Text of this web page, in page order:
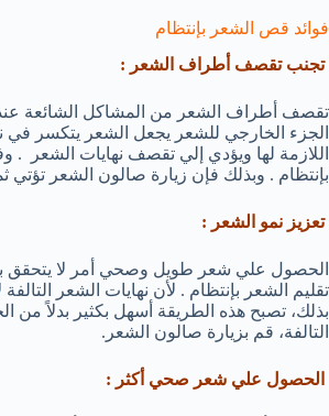
فوائد قص الشعر بإنتظام
تجنب تقصف أطراف الشعر :
تقصف أطراف الشعر من المشاكل الشائعة
الجزء الخارجي للشعر يجعل الشعر يتكسر
اللازمة لها ويؤدي إلي تقصف نهايات الشعر .
بإنتظام . وبذلك فإن زيارة صالون الشعر تؤتي
تعزيز نمو الشعر :
الحصول علي شعر طويل وصحي أمر لا يتحقق
تقليم الشعر بإنتظام . لأن نهايات الشعر
بذلك، تصبح هذه الطريقة أسهل بكثير بدلاً
التالفة، قم بزيارة صالون الشعر.
الحصول علي شعر صحي أكثر :